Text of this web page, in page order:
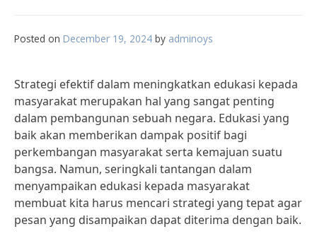
Posted on December 19, 2024 by adminoys
Strategi efektif dalam meningkatkan edukasi kepada
masyarakat merupakan hal yang sangat penting
dalam pembangunan sebuah negara. Edukasi yang
baik akan memberikan dampak positif bagi
perkembangan masyarakat serta kemajuan suatu
bangsa. Namun, seringkali tantangan dalam
menyampaikan edukasi kepada masyarakat
membuat kita harus mencari strategi yang tepat agar
pesan yang disampaikan dapat diterima dengan baik.